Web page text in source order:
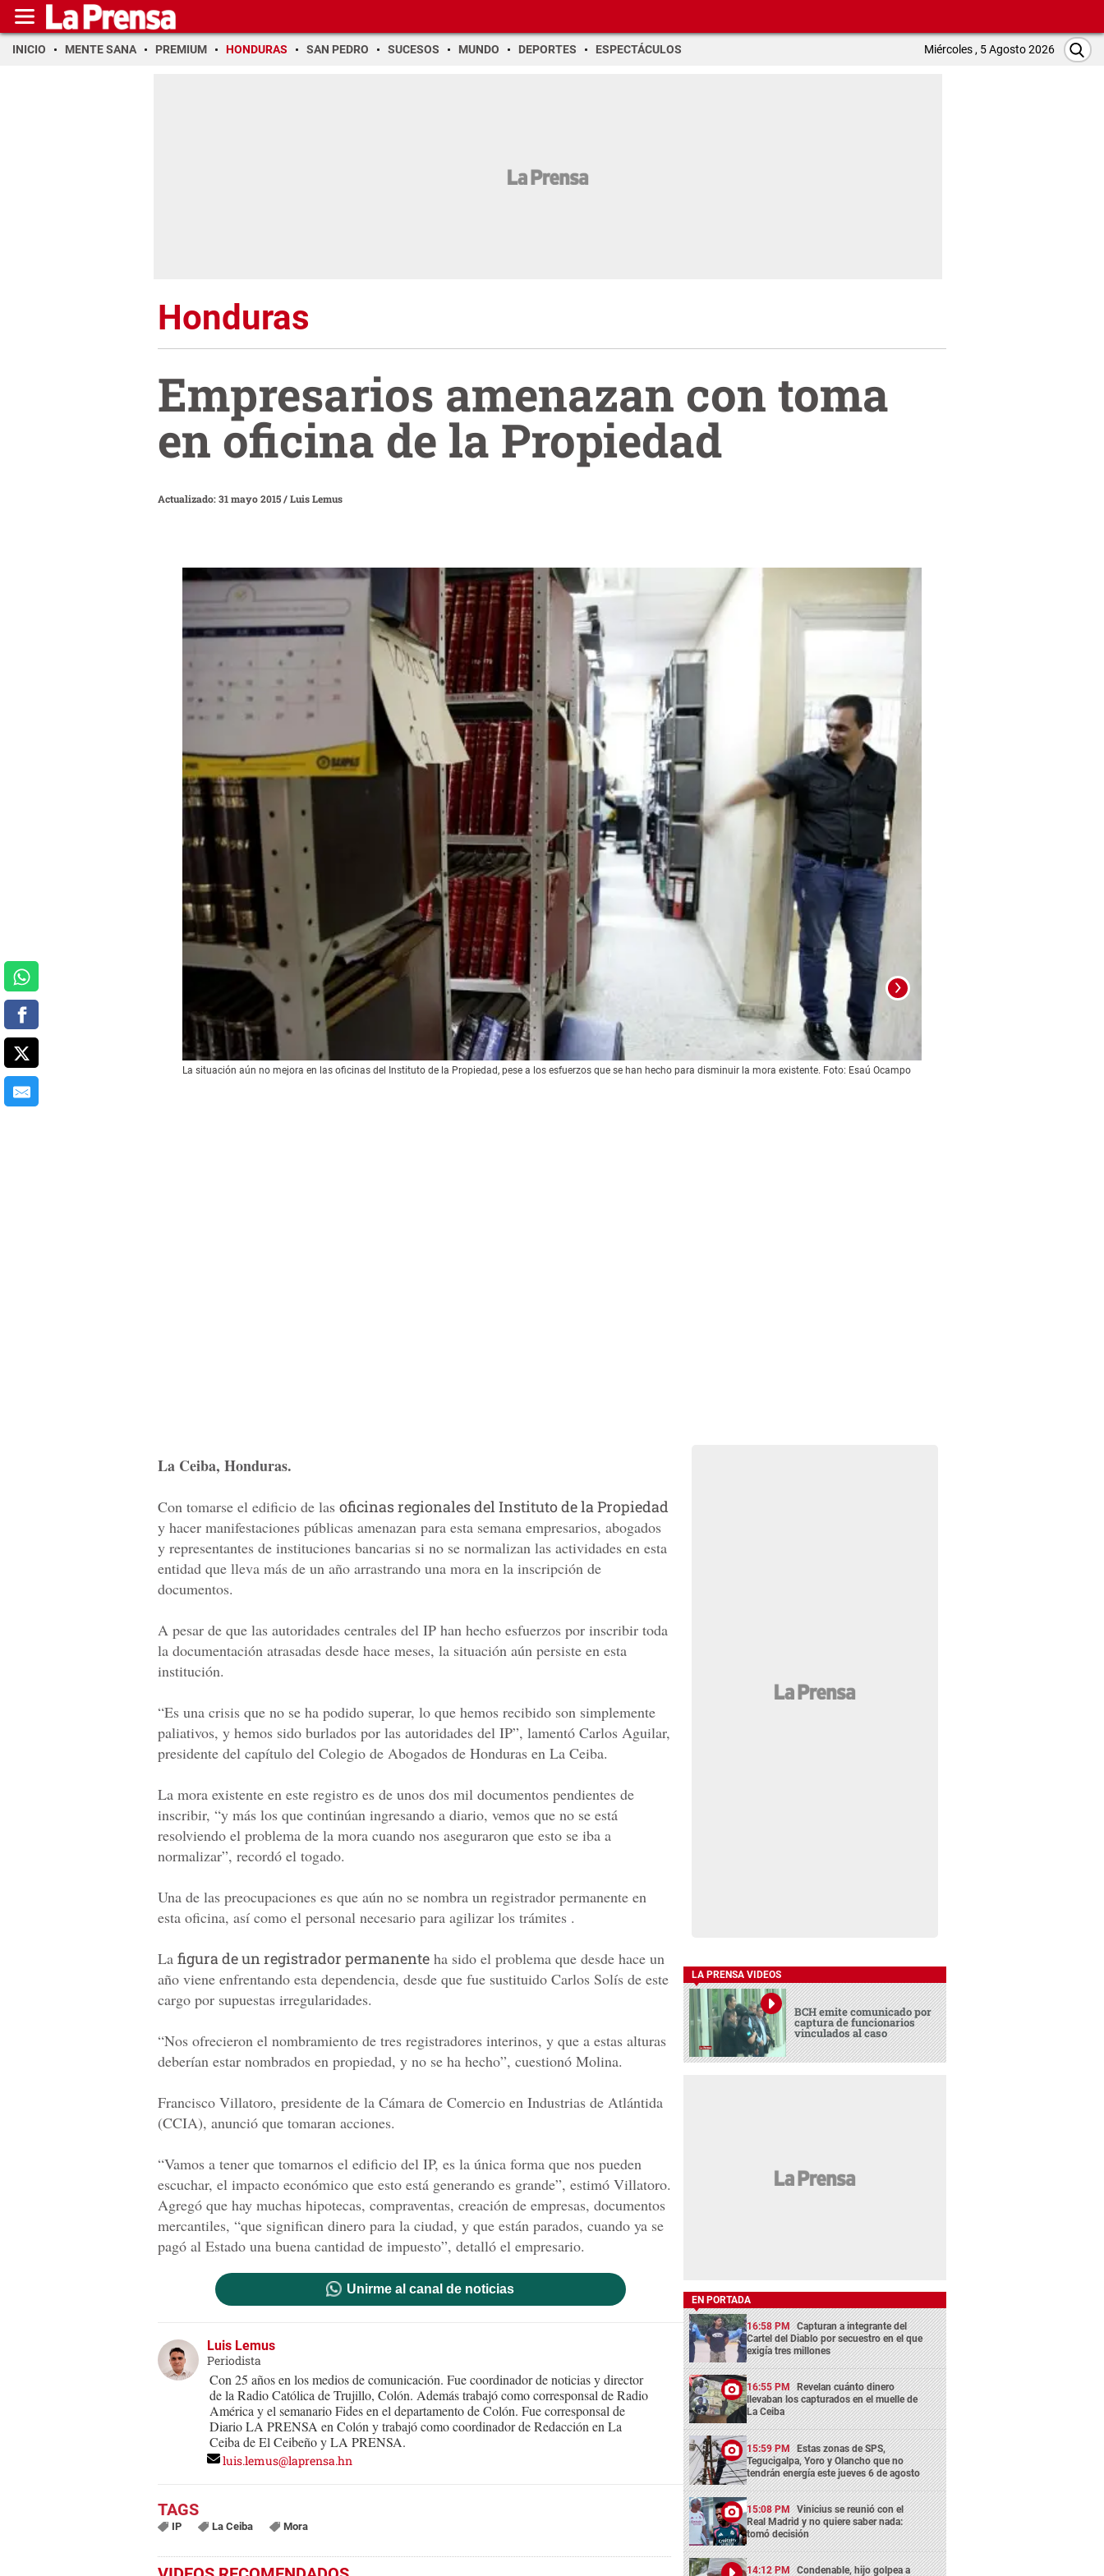
INICIO MENTE SANA PREMIUM HONDURAS SAN PEDRO SUCESOS MUNDO DEPORTES ESPECTÁCULOS Miércoles , 5 Agosto 2026
Honduras
Empresarios amenazan con toma
en oficina de la Propiedad
Actualizado: 31 mayo 2015/Luis Lemus
La situación aún no mejora en las oficinas del Instituto de la Propiedad, pese a los esfuerzos que se han hecho para disminuir la mora existente. Foto: Esaú Ocampo
La Ceiba, Honduras.
Con tomarse el edificio de las oficinas regionales del Instituto de la Propiedad
y hacer manifestaciones públicas amenazan para esta semana empresarios, abogados
y representantes de instituciones bancarias si no se normalizan las actividades en esta
entidad que lleva más de un año arrastrando una mora en la inscripción de
documentos.
A pesar de que las autoridades centrales del IP han hecho esfuerzos por inscribir toda
la documentación atrasadas desde hace meses, la situación aún persiste en esta
institución.
“Es una crisis que no se ha podido superar, lo que hemos recibido son simplemente
paliativos, y hemos sido burlados por las autoridades del IP”, lamentó Carlos Aguilar,
presidente del capítulo del Colegio de Abogados de Honduras en La Ceiba.
La mora existente en este registro es de unos dos mil documentos pendientes de
inscribir, “y más los que continúan ingresando a diario, vemos que no se está
resolviendo el problema de la mora cuando nos aseguraron que esto se iba a
normalizar”, recordó el togado.
Una de las preocupaciones es que aún no se nombra un registrador permanente en
esta oficina, así como el personal necesario para agilizar los trámites .
La figura de un registrador permanente ha sido el problema que desde hace un
año viene enfrentando esta dependencia, desde que fue sustituido Carlos Solís de este
cargo por supuestas irregularidades.
“Nos ofrecieron el nombramiento de tres registradores interinos, y que a estas alturas
deberían estar nombrados en propiedad, y no se ha hecho”, cuestionó Molina.
Francisco Villatoro, presidente de la Cámara de Comercio en Industrias de Atlántida
(CCIA), anunció que tomaran acciones.
“Vamos a tener que tomarnos el edificio del IP, es la única forma que nos pueden
escuchar, el impacto económico que esto está generando es grande”, estimó Villatoro.
Agregó que hay muchas hipotecas, compraventas, creación de empresas, documentos
mercantiles, “que significan dinero para la ciudad, y que están parados, cuando ya se
pagó al Estado una buena cantidad de impuesto”, detalló el empresario.
Unirme al canal de noticias
Luis Lemus
Periodista
Con 25 años en los medios de comunicación. Fue coordinador de noticias y director
de la Radio Católica de Trujillo, Colón. Además trabajó como corresponsal de Radio
América y el semanario Fides en el departamento de Colón. Fue corresponsal de
Diario LA PRENSA en Colón y trabajó como coordinador de Redacción en La
Ceiba de El Ceibeño y LA PRENSA.
luis.lemus@laprensa.hn
IP La Ceiba Mora
LA PRENSA VIDEOS
BCH emite comunicado por
captura de funcionarios
vinculados al caso
EN PORTADA
16:58 PM Capturan a integrante del
Cartel del Diablo por secuestro en el que
exigía tres millones
16:55 PM Revelan cuánto dinero
llevaban los capturados en el muelle de
La Ceiba
15:59 PM Estas zonas de SPS,
Tegucigalpa, Yoro y Olancho que no
tendrán energía este jueves 6 de agosto
15:08 PM Vinicius se reunió con el
Real Madrid y no quiere saber nada:
tomó decisión
14:12 PM Condenable, hijo golpea a